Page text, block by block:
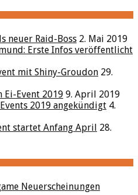
neuer Raid-Boss 2. Mai 2019
Erste Infos veröffentlicht
mit Shiny-Groudon 29.
Ei-Event 2019 9. April 2019
2019 angekündigt 4.
startet Anfang April 28.